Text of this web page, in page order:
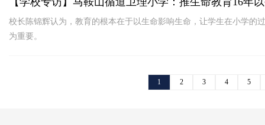
校长陈锦辉认为，教育的根本在于以生命影响生命，让学生在小学的
为重要。
1 2 3 4 5